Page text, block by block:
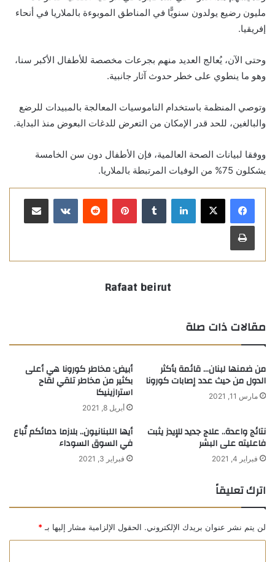
مليون رضيع يولدون سنويًّا في المناطق الموبوءة بالملاريا في أنحاء
إفريقيا.
وحتى الآن، يُعالج العديد منهم بجرعات مخصصة للأطفال الأكبر سنا،
وهو ما ينطوي على خطر حدوث آثار جانبية.
وتوصي المنظمة باستخدام الناموسيات المعالجة بالمبيدات للرضع
والبالغين، للحد قدر الإمكان من التعرض للدغات البعوض منذ البداية.
ووفقا لبيانات الصحة العالمية، فإن الأطفال دون سن الخامسة
يشكلون 75% من الوفيات المرتبطة بالملاريا.
لينكدإن بينتيريست مشاركة عبر البريد
طباعة
Rafaat beirut
مقالات ذات صلة
من ضمنها لبنان… قائمة بأكثر
الدول من حيث عدد إصابات كورونا
مارس 11, 2021
أبيض: مخاطر كورونا هي أعلى
بكثير من مخاطر تلقي لقاح
استرازينيكا
أبريل 8, 2021
نتائج واعدة.. علاج جديد للإيدز يثبت
فاعليته على البشر
فبراير 4, 2021
أيها اللبنانيون.. بلازما دمائكم تُباع
في السوق السوداء
فبراير 3, 2021
اترك تعليقاً
لن يتم نشر عنوان بريدك الإلكتروني. الحقول الإلزامية مشار إليها بـ *